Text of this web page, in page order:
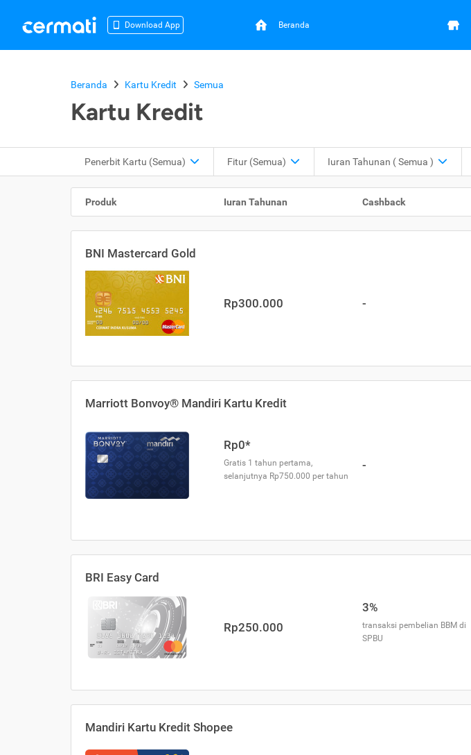
Download App Beranda
Beranda Kartu Kredit Semua
Kartu Kredit
Penerbit Kartu (Semua) Fitur (Semua) Iuran Tahunan ( Semua )
Produk Iuran Tahunan Cashback
BNI Mastercard Gold
Rp300.000 -
Marriott Bonvoy® Mandiri Kartu Kredit
Rp0*
Gratis 1 tahun pertama,
selanjutnya Rp750.000 per tahun
-
BRI Easy Card
Rp250.000
3%
transaksi pembelian BBM di
SPBU
Mandiri Kartu Kredit Shopee